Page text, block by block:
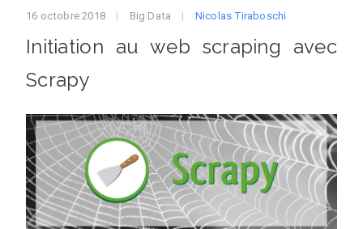
16 octobre 2018 | Big Data | Nicolas Tiraboschi
Initiation au web scraping avec
Scrapy